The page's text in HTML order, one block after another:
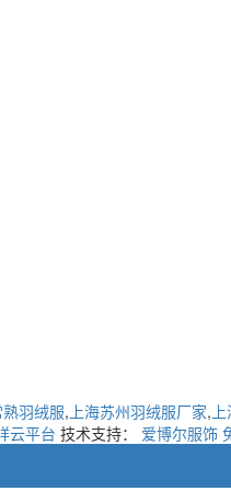
熟羽绒服, 上海苏州羽绒服厂家,
云平台 技术支持： 爱博尔服饰